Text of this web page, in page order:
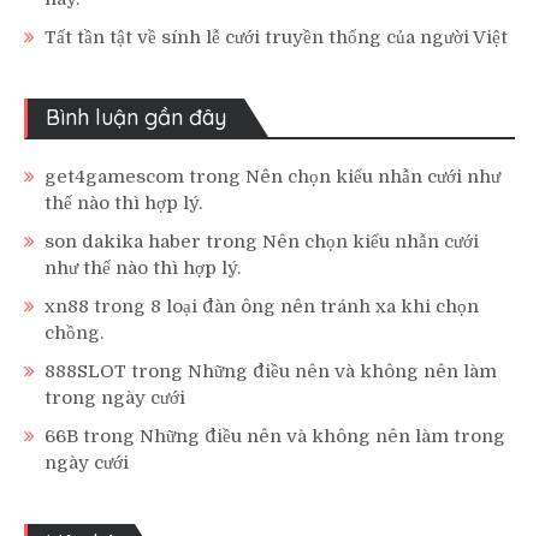
Tất tần tật về sính lễ cưới truyền thống của người Việt
Bình luận gần đây
get4gamescom trong Nên chọn kiểu nhẫn cưới như
thế nào thì hợp lý.
son dakika haber trong Nên chọn kiểu nhẫn cưới
như thế nào thì hợp lý.
xn88 trong 8 loại đàn ông nên tránh xa khi chọn
chồng.
888SLOT trong Những điều nên và không nên làm
trong ngày cưới
66B trong Những điều nên và không nên làm trong
ngày cưới